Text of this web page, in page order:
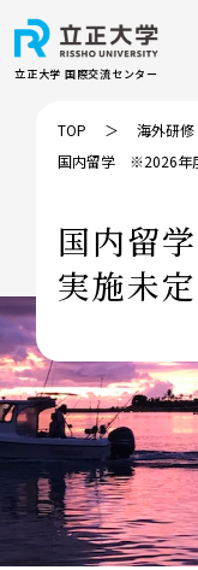
立正大学 国際交流センター
TOP
海外研
国内留学 ※2026年
国内留
実施未定